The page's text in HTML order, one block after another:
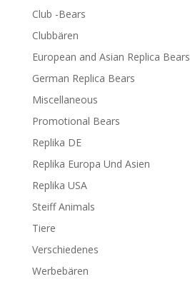
Club -Bears
Clubbären
European and Asian Replica Bears
German Replica Bears
Miscellaneous
Promotional Bears
Replika DE
Replika Europa Und Asien
Replika USA
Steiff Animals
Tiere
Verschiedenes
Werbebären